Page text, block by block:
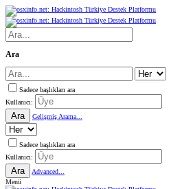
Ara
Sadece başlıkları ara
Kullanıcı:
Ara Gelişmiş Arama...
Sadece başlıkları ara
Kullanıcı:
Ara
Advanced...
Menü